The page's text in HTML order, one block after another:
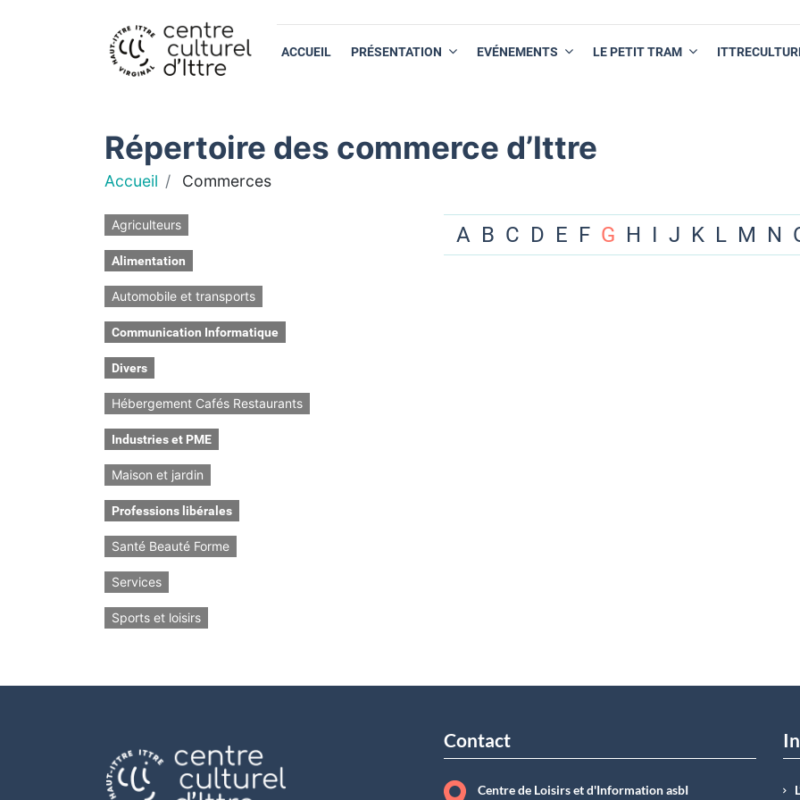
ACCUEIL PRÉSENTATION EVÉNEMENTS LE PETIT TRAM
Répertoire des commerce d’Ittre
Accueil Commerces
Agriculteurs
Alimentation
Automobile et transports
Communication Informatique
Divers
Hébergement Cafés Restaurants
Industries et PME
Maison et jardin
Professions libérales
Santé Beauté Forme
Services
Sports et loisirs
A B C D E F G H I J K L M N
Contact
Centre de Loisirs et d'Information asbI